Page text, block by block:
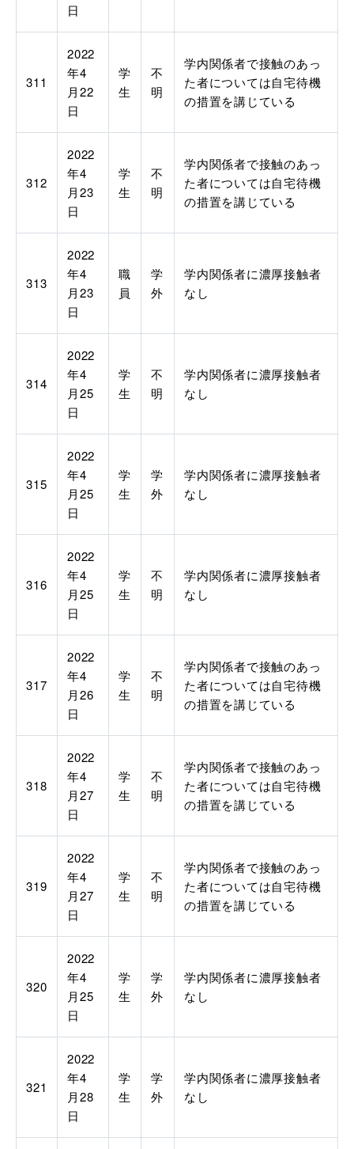
日
311
2022
年4
月22
日
学
生
不
明
学内関係者で接触のあっ
た者については自宅待機
の措置を講じている
312
2022
年4
月23
日
学
生
不
明
学内関係者で接触のあっ
た者については自宅待機
の措置を講じている
313
2022
年4
月23
日
職
員
学
外
学内関係者に濃厚接触者
なし
314
2022
年4
月25
日
学
生
不
明
学内関係者に濃厚接触者
なし
315
2022
年4
月25
日
学
生
学
外
学内関係者に濃厚接触者
なし
316
2022
年4
月25
日
学
生
不
明
学内関係者に濃厚接触者
なし
317
2022
年4
月26
日
学
生
不
明
学内関係者で接触のあっ
た者については自宅待機
の措置を講じている
318
2022
年4
月27
日
学
生
不
明
学内関係者で接触のあっ
た者については自宅待機
の措置を講じている
319
2022
年4
月27
日
学
生
不
明
学内関係者で接触のあっ
た者については自宅待機
の措置を講じている
320
2022
年4
月25
日
学
生
学
外
学内関係者に濃厚接触者
なし
321
2022
年4
月28
日
学
生
学
外
学内関係者に濃厚接触者
なし